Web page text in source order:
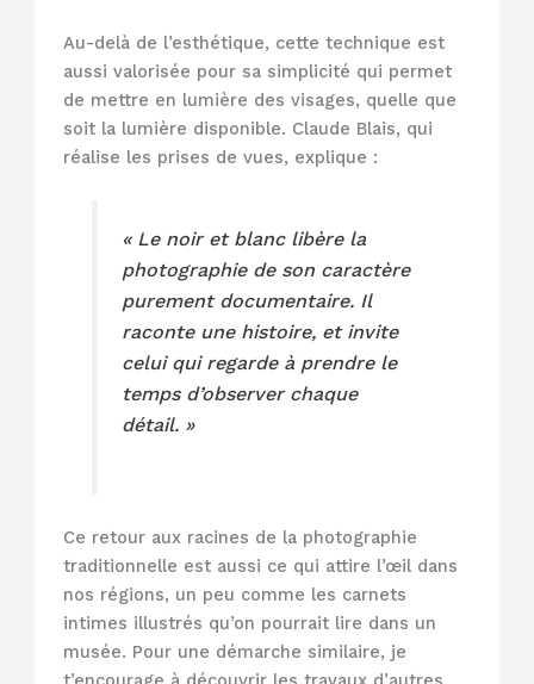
Au-delà de l’esthétique, cette technique est
aussi valorisée pour sa simplicité qui permet
de mettre en lumière des visages, quelle que
soit la lumière disponible. Claude Blais, qui
réalise les prises de vues, explique :
« Le noir et blanc libère la
photographie de son caractère
purement documentaire. Il
raconte une histoire, et invite
celui qui regarde à prendre le
temps d’observer chaque
détail. »
Ce retour aux racines de la photographie
traditionnelle est aussi ce qui attire l’œil dans
nos régions, un peu comme les carnets
intimes illustrés qu’on pourrait lire dans un
musée. Pour une démarche similaire, je